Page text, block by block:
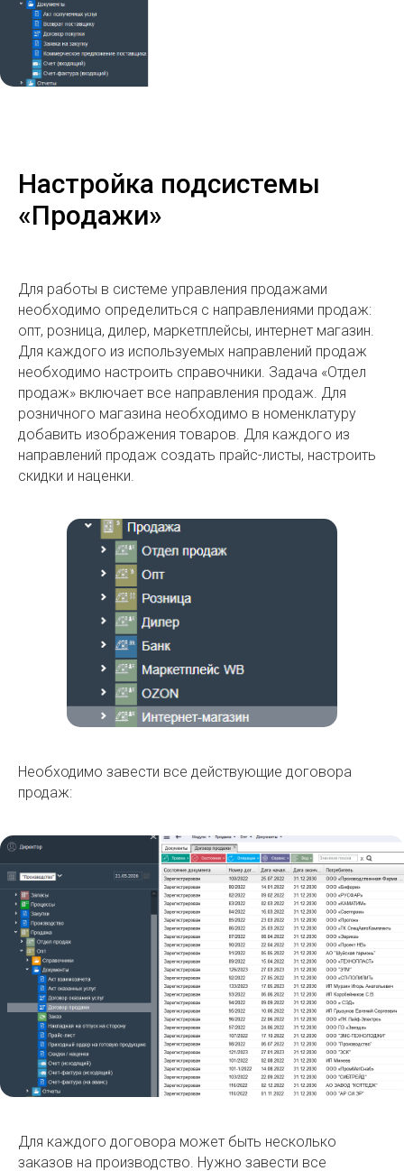
Настройка подсистемы
«Продажи»
Для работы в системе управления продажами
необходимо определиться с направлениями продаж:
опт, розница, дилер, маркетплейсы, интернет магазин.
Для каждого из используемых направлений продаж
необходимо настроить справочники. Задача «Отдел
продаж» включает все направления продаж. Для
розничного магазина необходимо в номенклатуру
добавить изображения товаров. Для каждого из
направлений продаж создать прайс-листы, настроить
скидки и наценки.
Необходимо завести все действующие договора
продаж:
Для каждого договора может быть несколько
заказов на производство. Нужно завести все